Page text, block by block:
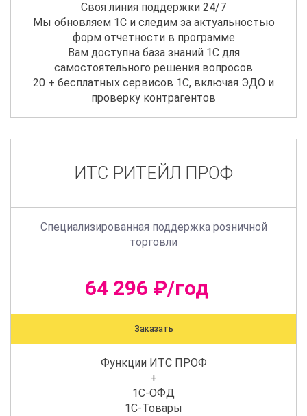
Своя линия поддержки 24/7
Мы обновляем 1С и следим за актуальностью
форм отчетности в программе
Вам доступна база знаний 1С для
самостоятельного решения вопросов
20 + бесплатных сервисов 1С, включая ЭДО и
проверку контрагентов
ИТС РИТЕЙЛ ПРОФ
Специализированная поддержка розничной
торговли
64 296 ₽/год
Заказать
Функции ИТС ПРОФ
+
1С-ОФД
1С-Товары